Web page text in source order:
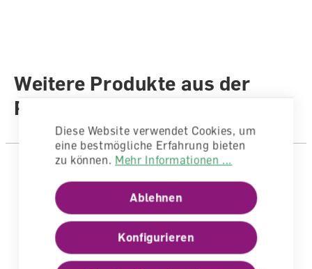
Illustratoren
Autorenteam
Anzahl Seiten
Einband
Ordner
Weitere Produkte aus der
Reihe
Diese Website verwendet Cookies, um
eine bestmögliche Erfahrung bieten
zu können. Mehr Informationen ...
Ablehnen
Konfigurieren